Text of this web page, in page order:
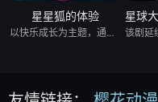
星星狐的体验
以快乐成长为主题，通过星星狐演绎不同的职业角色，帮助了孩子们了解职业，带领他们找寻到自己的兴趣与爱好，树立职业理想，并不断为这一理想而努力。